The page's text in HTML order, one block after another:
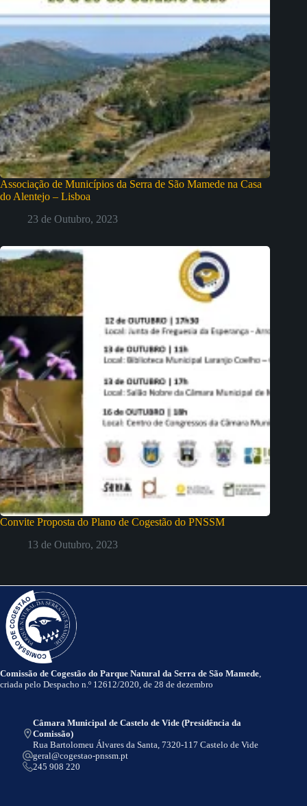
Associação de Municípios da Serra de São Mamede na Casa
do Alentejo – Lisboa
23 de Outubro, 2023
Convite Proposta do Plano de Cogestão do PNSSM
13 de Outubro, 2023
Comissão de Cogestão do Parque Natural da Serra de São Mamede
criada pelo Despacho n.º 12612/2020, de 28 de dezembro
Câmara Municipal de Castelo de Vide (Presidência da
Comissão)
Rua Bartolomeu Álvares da Santa, 7320-117 Castelo de Vide
geral@cogestao-pnssm.pt
245 908 220